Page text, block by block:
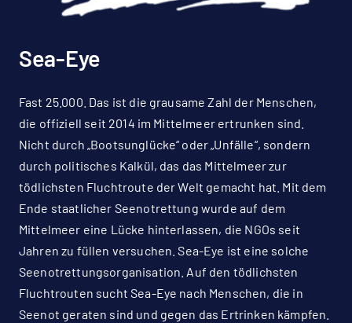
Sea-Eye
Fast 25.000. Das ist die grausame Zahl der Menschen,
die offiziell seit 2014 im Mittelmeer ertrunken sind.
Nicht durch „Bootsunglücke“ oder „Unfälle“, sondern
durch politisches Kalkül, das das Mittelmeer zur
tödlichsten Fluchtroute der Welt gemacht hat. Mit dem
Ende staatlicher Seenotrettung wurde auf dem
Mittelmeer eine Lücke hinterlassen, die NGOs seit
Jahren zu füllen versuchen. Sea-Eye ist eine solche
Seenotrettungsorganisation. Auf den tödlichsten
Fluchtrouten sucht Sea-Eye nach Menschen, die in
Seenot geraten sind und gegen das Ertrinken kämpfen.